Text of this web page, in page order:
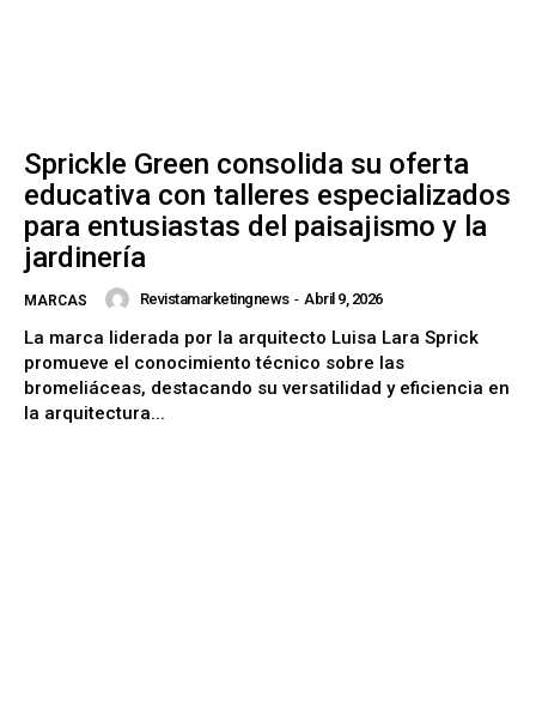
Sprickle Green consolida su oferta
educativa con talleres especializados
para entusiastas del paisajismo y la
jardinería
MARCAS Revistamarketingnews - Abril 9, 2026
La marca liderada por la arquitecto Luisa Lara Sprick
promueve el conocimiento técnico sobre las
bromeliáceas, destacando su versatilidad y eficiencia en
la arquitectura...